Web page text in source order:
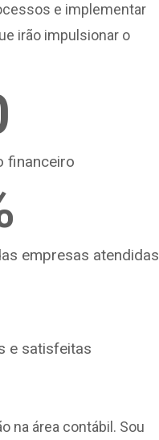
e implementar
irão impulsionar o
financeiro
empresas atendidas
e satisfeitas
na área contábil. Sou